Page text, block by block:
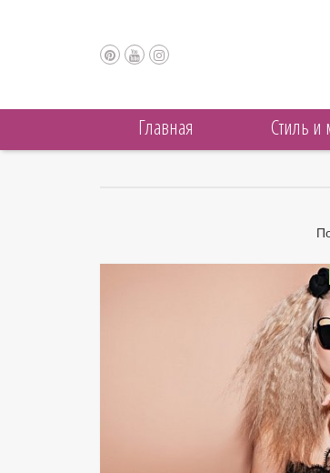
Главная Cтиль и